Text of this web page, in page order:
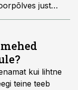
just
eeskätt
kirjanike ja
kalurite elu ja
lisandus veel
kui lihtne
teine teeb